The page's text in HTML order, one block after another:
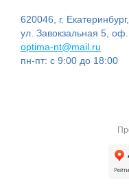
620046, г. Екатеринбург,
ул. Завокзальная 5, оф.
optima-nt@mail.ru
пн-пт: с 9:00 до 18:00